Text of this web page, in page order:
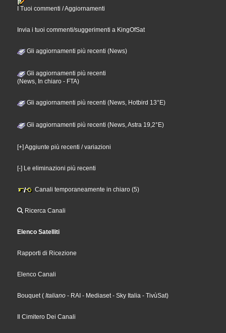
I Tuoi commenti / Aggiornamenti
Invia i tuoi commenti/suggerimenti a KingOfSat
Gli aggiornamenti più recenti (News)
Gli aggiornamenti più recenti
(News, In chiaro - FTA)
Gli aggiornamenti più recenti (News, Hotbird 13°E)
Gli aggiornamenti più recenti (News, Astra 19,2°E)
[+] Aggiunte più recenti / variazioni
[-] Le eliminazioni più recenti
Canali temporaneamente in chiaro (5)
Ricerca Canali
Elenco Satelliti
Rapporti di Ricezione
Elenco Canali
Bouquet ( Italiano - RAI - Mediaset - Sky Italia - TivùSat)
Il Cimitero Dei Canali